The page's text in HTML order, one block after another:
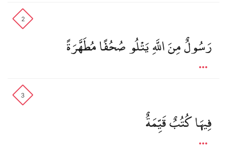
2
رَسُولٌ مِنَ اللَّهِ يَتْلُو صُحُفًا مُطَهَّرَةً
3
فِيهَا كُتُبٌ قَيِّمَةٌ